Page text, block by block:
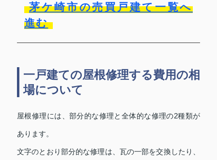
茅ケ崎市の売買戸建て一覧へ
進む
一戸建ての屋根修理する費用の相
場について
屋根修理には、部分的な修理と全体的な修理の2種類が
あります。
文字のとおり部分的な修理は、瓦の一部を交換したり、